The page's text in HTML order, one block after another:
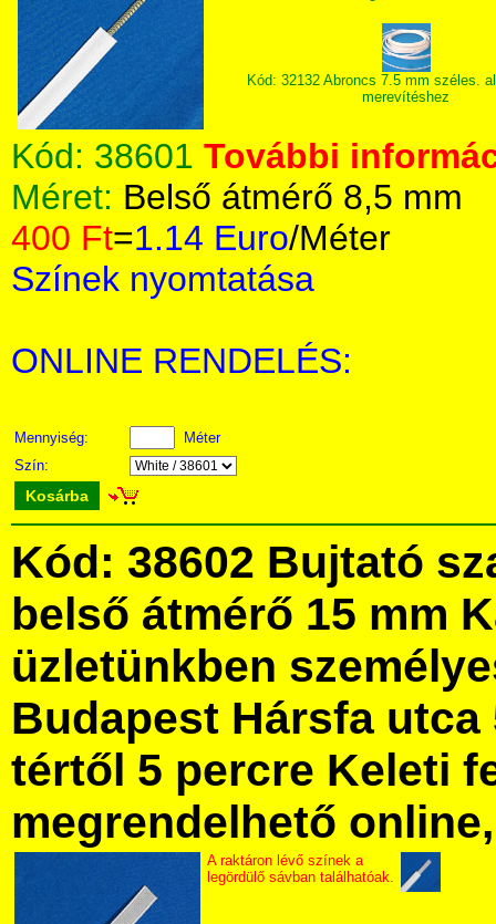
Kód: 32132 Abroncs 7.5 mm széles.
merevítéshez
Kód: 38601 További
Méret: Belső átmérő 8,5 mm
400 Ft=1.14 Euro/Méter
Színek nyomtatása
ONLINE RENDELÉS:
Mennyiség:
Méter
Szín:
Kosárba
Kód: 38602 Bujtató
belső átmérő 15 mm
üzletünkben
Budapest Hársfa utca
tértől 5 percre Keleti
megrendelhető
A raktáron lévő színek a
legördülő sávban találhatóak.